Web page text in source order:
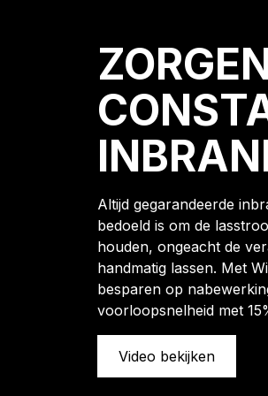
Altijd gegarandeerde
bedoeld is om de
houden, ongeacht de
handmatig lassen. Met
besparen op
voorloopsnelheid met
Video bekijken